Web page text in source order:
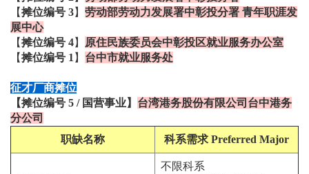
【摊位编号 3】 劳动部劳动力发展署中彰投分署 青年职涯发
展中心
【摊位编号 4】
原住民族委员会中彰投区就业服务办公室
【摊位编号 1 】 台中市就业服务处
征才厂商摊位
【摊位编号 5 / 国营事业】 台湾港务股份有限公司台中港务
分公司
职缺名称
科系需求 Preferred Major
不限科系